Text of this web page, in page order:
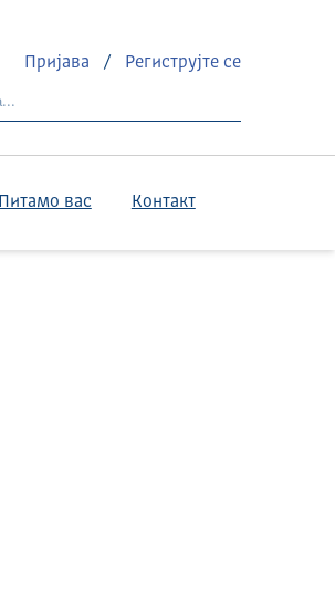
Пријава / Региструјте се
Питамо вас Контакт